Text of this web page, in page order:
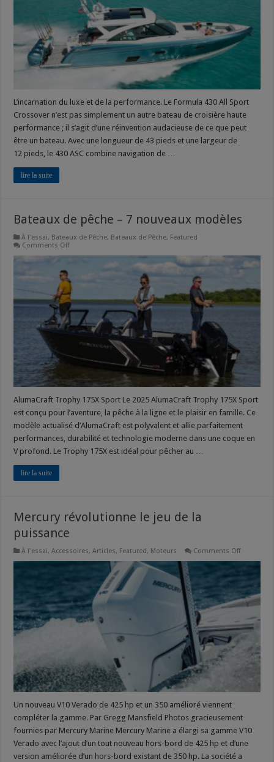
L’incarnation du luxe et de la performance. Le Formula 430 All Sport
Crossover n’est pas simplement un autre bateau de croisière haute
performance ; il s’agit d’une réinvention audacieuse de ce que peut
être un bateau. Avec une longueur de 43 pieds et une largeur de
12 pieds, le 430 ASC combine navigation de …
lire la suite
Bateaux de pêche – 7 nouveaux modèles
À l'essai, Bateaux de Pêche, Bateaux de Pêche, Featured
Comments Offon
7
nouveaux
modèles
AlumaCraft Trophy 175X Sport Le 2025 AlumaCraft Trophy 175X Sport
est conçu pour l’aventure, la pêche à la ligne et le plaisir en famille. Ce
modèle actualisé d’AlumaCraft est polyvalent et allie parfaitement
performances, durabilité et technologie moderne dans une coque en
V profond. Le Trophy 175X est idéal pour pêcher au …
lire la suite
Mercury révolutionne le jeu de la
puissance
À l'essai,Accessoires,Articles, Featured, Moteurs Comments Offon
de
la
puissance
Un nouveau V10 Verado de 425 hp et un 350 amélioré viennent
compléter la gamme. Par Gregg Mansfield Photos gracieusement
fournies par Mercury Marine Mercury Marine a élargi sa gamme V10
Verado avec l’ajout d’un tout nouveau hors-bord de 425 hp et d’une
version améliorée d’un hors-bord existant de 350 hp. La société a